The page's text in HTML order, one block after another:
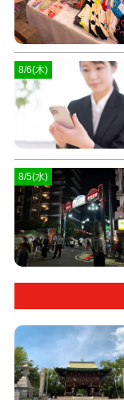
8/6(木)
8/5(水)